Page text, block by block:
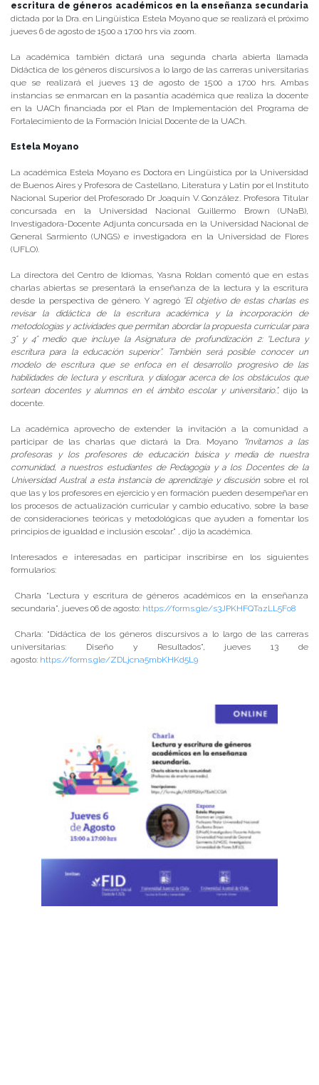
escritura de géneros académicos en la enseñanza secundaria
dictada por la Dra. en Lingüística Estela Moyano que se realizará el próximo
jueves 6 de agosto de 15:00 a 17:00 hrs vía zoom.
La académica también dictará una segunda charla abierta llamada
Didáctica de los géneros discursivos a lo largo de las carreras universitarias
que se realizará el jueves 13 de agosto de 15:00 a 17:00 hrs. Ambas
instancias se enmarcan en la pasantía académica que realiza la docente
en la UACh financiada por el Plan de Implementación del Programa de
Fortalecimiento de la Formación Inicial Docente de la UACh.
Estela Moyano
La académica Estela Moyano es Doctora en Lingüística por la Universidad
de Buenos Aires y Profesora de Castellano, Literatura y Latín por el Instituto
Nacional Superior del Profesorado Dr Joaquín V. González. Profesora Titular
concursada en la Universidad Nacional Guillermo Brown (UNaB),
Investigadora-Docente Adjunta concursada en la Universidad Nacional de
General Sarmiento (UNGS) e investigadora en la Universidad de Flores
(UFLO).
La directora del Centro de Idiomas, Yasna Roldan comentó que en estas
charlas abiertas se presentará la enseñanza de la lectura y la escritura
desde la perspectiva de género. Y agregó “El objetivo de estas charlas es
revisar la didáctica de la escritura académica y la incorporación de
metodologías y actividades que permitan abordar la propuesta curricular para
3° y 4° medio que incluye la Asignatura de profundización 2: “Lectura y
escritura para la educación superior”. También será posible conocer un
modelo de escritura que se enfoca en el desarrollo progresivo de las
habilidades de lectura y escritura, y dialogar acerca de los obstáculos que
sortean docentes y alumnos en el ámbito escolar y universitario.”, dijo la
docente.
La académica aprovecho de extender la invitación a la comunidad a
participar de las charlas que dictará la Dra. Moyano
“Invitamos a las
profesoras y los profesores de educación básica y media de nuestra
comunidad, a nuestros estudiantes de Pedagogía y a los Docentes de la
Universidad Austral a esta instancia de aprendizaje y discusión sobre el rol
que las y los profesores en ejercicio y en formación pueden desempeñar en
los procesos de actualización curricular y cambio educativo, sobre la base
de consideraciones teóricas y metodológicas que ayuden a fomentar los
principios de igualdad e inclusión escolar.” , dijo la académica.
Interesados e interesadas en participar inscribirse en los siguientes
formularios:
Charla “Lectura y escritura de géneros académicos en la enseñanza
secundaria”, jueves 06 de agosto: https://forms.gle/s3JPKHFQTazLL5Fo8
Charla: “Didáctica de los géneros discursivos a lo largo de las carreras
universitarias: Diseño y Resultados”, jueves 13 de
agosto: https://forms.gle/ZDLjcna5mbKHKd5L9